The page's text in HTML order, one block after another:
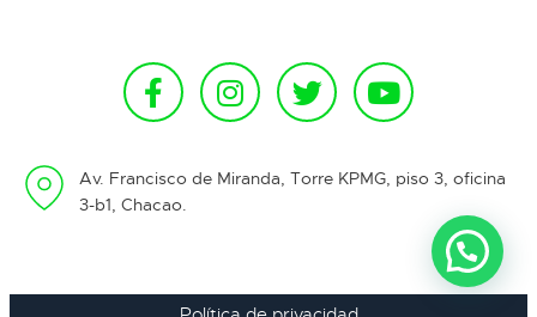
Av. Francisco de Miranda, Torre KPMG, piso 3, oficina
3-b1, Chacao.